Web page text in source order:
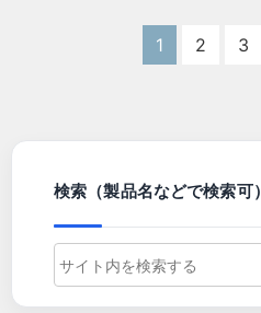
1 2 3
検索（製品名などで検索可）